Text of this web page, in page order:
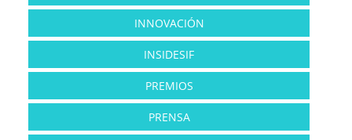
INNOVACIÓN
INSIDESIF
PREMIOS
PRENSA